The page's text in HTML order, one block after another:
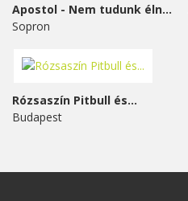
Apostol - Nem tudunk élni...
Sopron
Rózsaszín Pitbull és...
Budapest